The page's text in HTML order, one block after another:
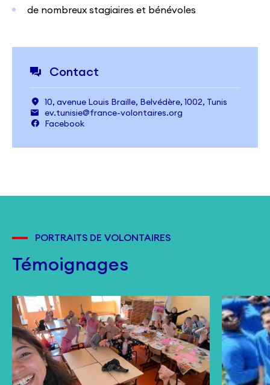
de nombreux stagiaires et bénévoles
Contact
10, avenue Louis Braille, Belvédère, 1002, Tunis
ev.tunisie@france-volontaires.org
Facebook
PORTRAITS DE VOLONTAIRES
Témoignages